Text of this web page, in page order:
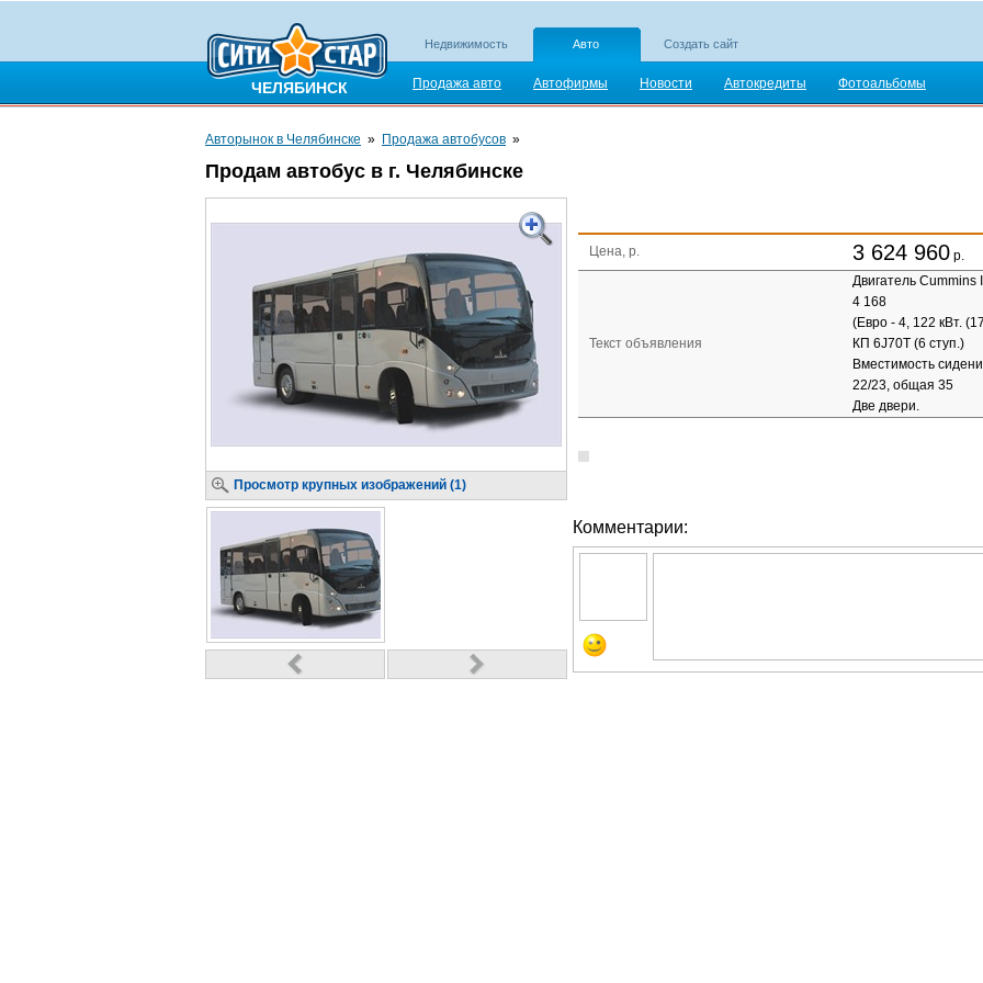
ЧЕЛЯБИНСК
Недвижимость Авто Создать сайт
Продажа авто Автофирмы Новости Автокредиты Фотоальбомы
Авторынок в Челябинске » Продажа автобусов »
Продам автобус в г. Челябинске
Просмотр крупных изображений (1)
Цена, р. 3 624 960 р.
Текст объявления
Двигатель Cummins
4 168
(Евро - 4, 122 кВт.
КП 6J70T (6 ступ.)
Вместимость
22/23, общая 35
Две двери.
Комментарии: